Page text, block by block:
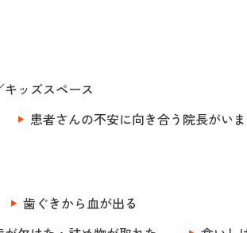
ッズスペース
患者さんの不安に向き合う院長がい
歯ぐきから血が出る